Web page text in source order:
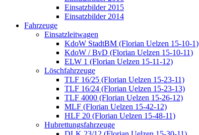
Einsatzbilder 2015
Einsatzbilder 2014
Fahrzeuge
Einsatzleitwagen
KdoW StadtBM (Florian Uelzen 15-10-1)
KdoW / BvD (Florian Uelzen 15-10-11)
ELW 1 (Florian Uelzen 15-11-12)
Löschfahrzeuge
TLF 16/25 (Florian Uelzen 15-23-11)
TLF 16/24 (Florian Uelzen 15-23-13)
TLF 4000 (Florian Uelzen 15-26-12)
MLF (Florian Uelzen 15-42-12)
HLF 20 (Florian Uelzen 15-48-11)
Hubrettungsfahrzeuge